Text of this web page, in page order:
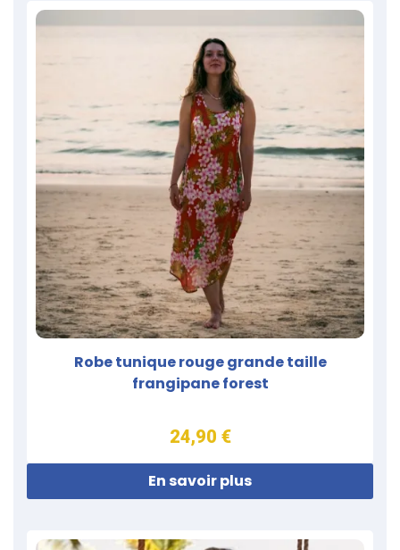
Robe tunique rouge grande taille
frangipane forest
24,90 €
En savoir plus